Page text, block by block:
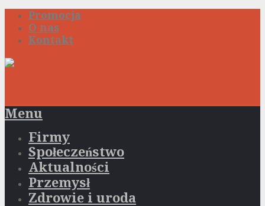
Promocja
O nas
Kontakt
Menu
Firmy
Społeczeństwo
Aktualności
Przemysł
Zdrowie i uroda